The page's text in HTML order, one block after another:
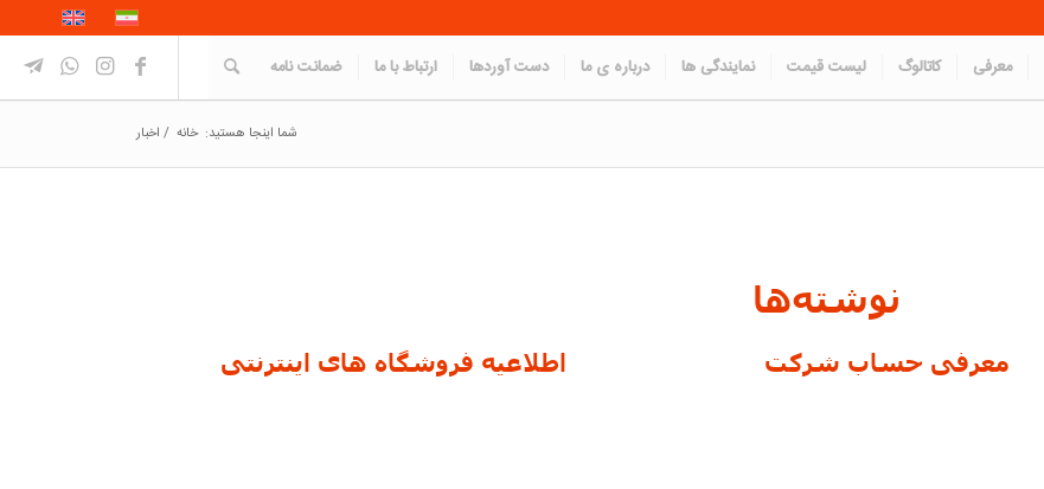
معرفی کاتالوگ لیست قیمت نمایندگی ها درباره ی ما دست آوردها ارتباط با ما ضمانت نامه
شما اینجا هستید: خانه / اخبار
نوشته‌ها
معرفی حساب شرکت اطلاعیه فروشگاه های اینترنتی